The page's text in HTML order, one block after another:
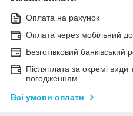
Оплата на рахунок
Оплата через мобільний
Безготівковий банківський
Післяплата за окремі види
погодженням
Всі умови оплати